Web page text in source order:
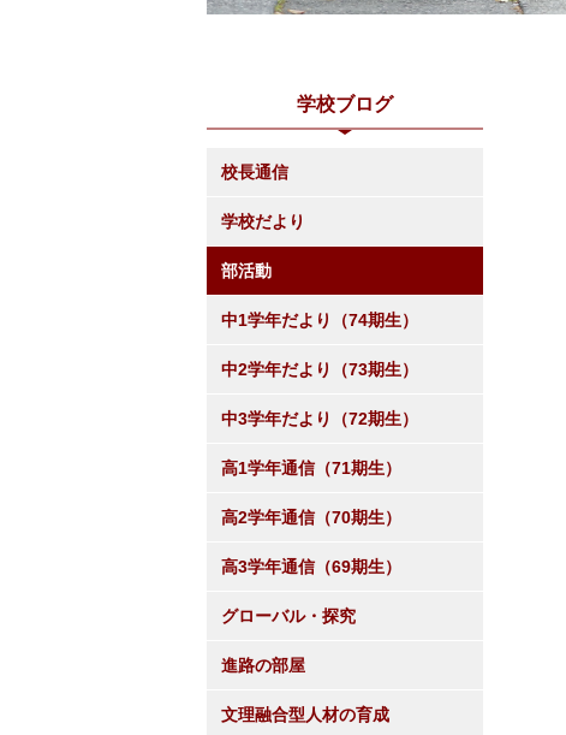
学校ブログ
校長通信
学校だより
部活動
中1学年だより（74期生）
中2学年だより（73期生）
中3学年だより（72期生）
高1学年通信（71期生）
高2学年通信（70期生）
高3学年通信（69期生）
グローバル・探究
進路の部屋
文理融合型人材の育成